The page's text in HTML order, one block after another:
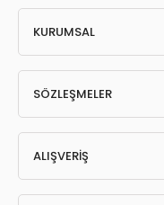
KURUMSAL
SÖZLEŞMELER
ALIŞVERİŞ